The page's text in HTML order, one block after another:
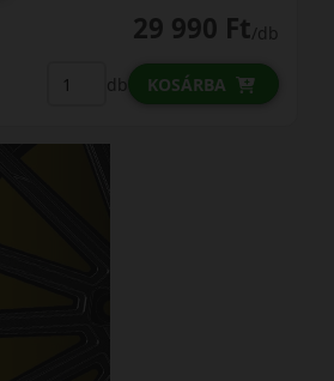
29 990 Ft/db
db KOSÁRBA